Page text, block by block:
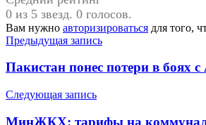
0 из 5 звезд. 0 голосов.
Вам нужно авторизироваться для того,
Навигация
по
Предыдущая запись
Пакистан понес потери в боях
Следующая запись
МинЖКХ: тарифы на